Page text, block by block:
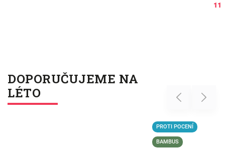
DOPORUČUJEME NA
LÉTO
Previous
PROTI POCENÍ
BAMBUS
Next